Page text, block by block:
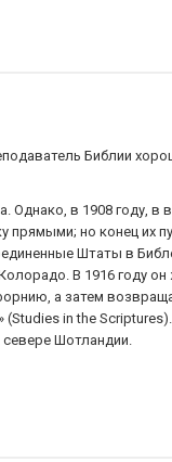
Библии
в 1908 году, в
прямыми; но конец их
Штаты в
В 1916 году он
а затем
in the
Шотландии.